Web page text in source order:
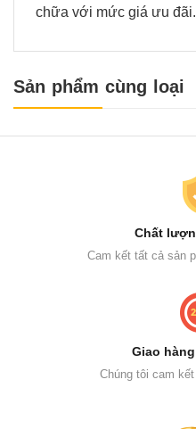
chữa với mức giá ưu đãi.
Sản phẩm cùng loại
Chất
Cam kết tất cả sản
Giao
Chúng tôi cam